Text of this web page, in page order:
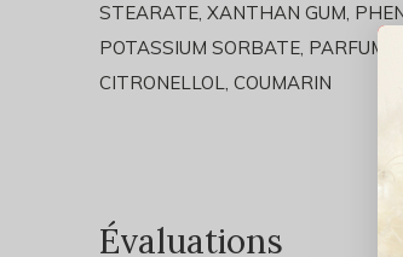
STEARATE, XANTHAN GUM,
POTASSIUM SORBATE, PARFUM/
CITRONELLOL, COUMARIN
Évaluations